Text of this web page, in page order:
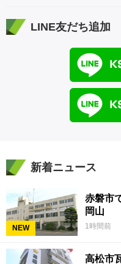
LINE友だち追加
新着ニュース
NEW
赤磐市
岡山
1時間前
高松市